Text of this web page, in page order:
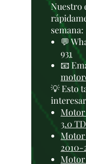
Nuestro
semana:
💬
931
📧
💡 Esto
Motor
3.0
Motor
2010-
Motor